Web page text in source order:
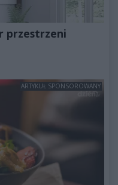
przestrzeni
ARTYKUŁ SPONSOROWANY